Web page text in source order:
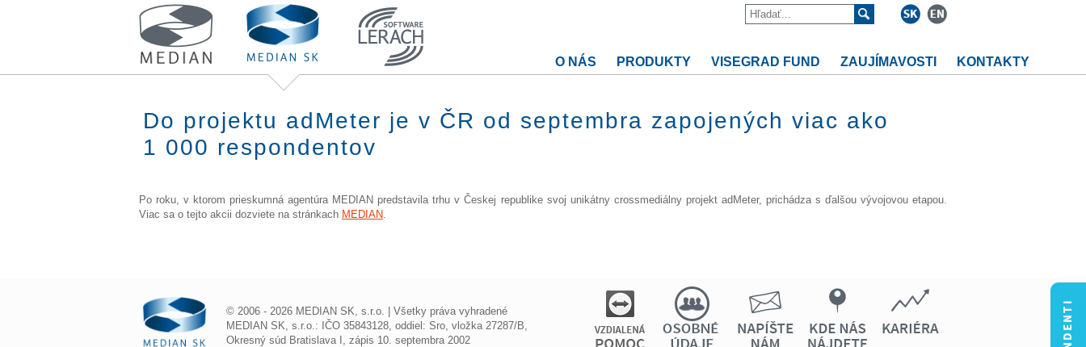
O NÁS PRODUKTY VISEGRAD FUND ZAUJÍMAVOSTI KONTAKTY
Do projektu adMeter je v ČR od septembra zapojených viac ako
1 000 respondentov
Po roku, v ktorom prieskumná agentúra MEDIAN predstavila trhu v Českej republike svoj unikátny crossmediálny projekt adMeter, prichádza s ďalšou vývojovou etapou.
Viac sa o tejto akcii dozviete na stránkach MEDIAN.
© 2006 - 2026 MEDIAN SK, s.r.o. | Všetky práva vyhradené
MEDIAN SK, s.r.o.: IČO 35843128, oddiel: Sro, vložka 27287/B,
Okresný súd Bratislava I, zápis 10. septembra 2002